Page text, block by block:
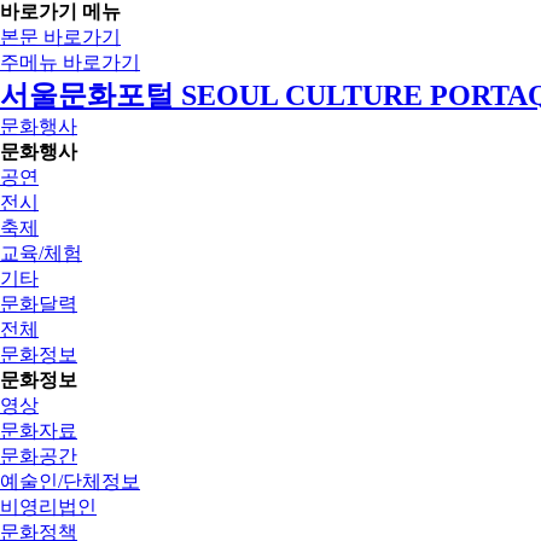
바로가기 메뉴
본문 바로가기
주메뉴 바로가기
서울문화포털 SEOUL CULTURE
문화행사
문화행사
공연
전시
축제
교육/체험
기타
문화달력
전체
문화정보
문화정보
영상
문화자료
문화공간
예술인/단체정보
비영리법인
문화정책